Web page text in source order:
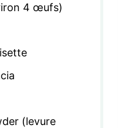
4 œufs)
(levure